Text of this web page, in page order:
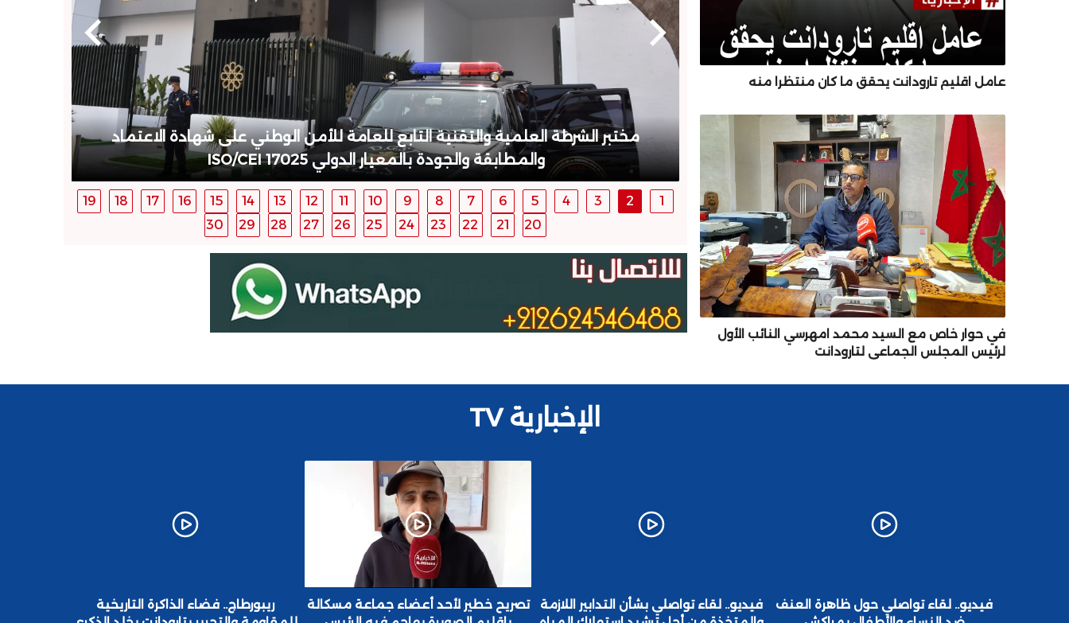
: المجلس الوطني للصحافة.. الذي نريد
مختبر الشرطة العلمية والتقنية التابع للعامة للأمن الوطني على شهادة الاعتماد
والمطابقة والجودة بالمعيار الدولي ISO/CEI 17025
1
2
3
4
5
6
7
8
9
10
11
12
13
14
15
16
17
18
19
20
21
22
23
24
25
26
27
28
29
30
عامل اقليم تارودانت يحقق ما كان منتظرا منه
في حوار خاص مع السيد محمد امهرسي النائب الأول
لرئيس المجلس الجماعي لتارودانت
الإخبارية TV
فيديو.. لقاء تواصلي حول ظاهرة العنف
فيديو.. لقاء تواصلي بشأن التدابير اللازمة
تصريح خطير لأحد أعضاء جماعة مسكالة
ريبورطاج.. فضاء الذاكرة التاريخية